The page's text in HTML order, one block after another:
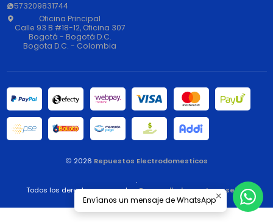
573209831744
Oficina Principal
Calle 93 B #18-12, Oficina 307
Bogotá - Bogotá D.C.
Bogota D.C. - Colombia
2026 Repuestos Electrodomesticos
.
Todos los derechos reservados.Desarrollado por Jumpseller.
Envíanos un mensaje de WhatsApp